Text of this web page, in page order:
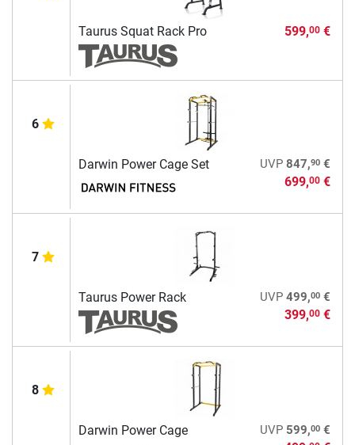
Taurus Squat Rack Pro 599,00€
6
Darwin Power Cage Set UVP 847,90€
699,00€
7
Taurus Power Rack UVP 499,00€
399,00€
8
Darwin Power Cage UVP 599,00€